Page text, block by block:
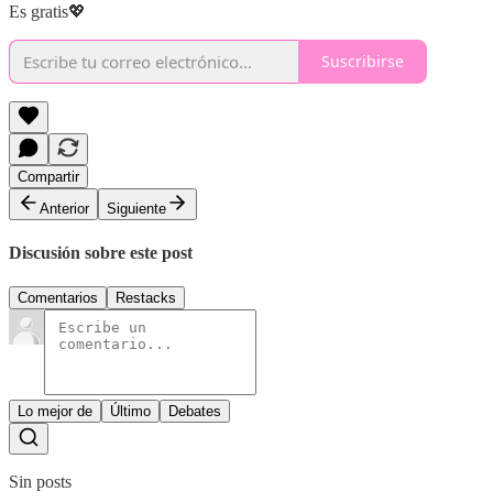
Es gratis💖
Suscribirse
Compartir
Anterior
Siguiente
Discusión sobre este post
Comentarios Restacks
Lo mejor de Último Debates
Sin posts